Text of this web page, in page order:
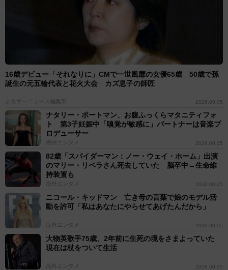
16歳デビュー「それなりに」CMで一世風靡の女優65歳 50歳で孫
誕生の元五輪代表と花火大会 カズ息子の師匠
よろず～ニュース編集部 2026.08.05
ナタリー・ポートマン、お腹ふっくらマタニティフォ
ト 第3子妊娠中「嗅覚が敏感に」パートナーは音楽プ
ロデューサー
海外エンタメ 2026.08.05
82歳「スパイダーマン：ノー・ウェイ・ホーム」出演
のマリー・リベラさん死去していた 脳卒中→生命維
持装置も
海外エンタメ 2026.08.05
ニコール・キッドマン 亡き母の言葉で娘のモデル活
動を許可「私はあなたにやらせてあげたんだから」
海外エンタメ 2026.08.05
大物英歌手75歳、2年前に生死の境をさまよっていた
現在は杖をついて生活
海外エンタメ 2026.08.05